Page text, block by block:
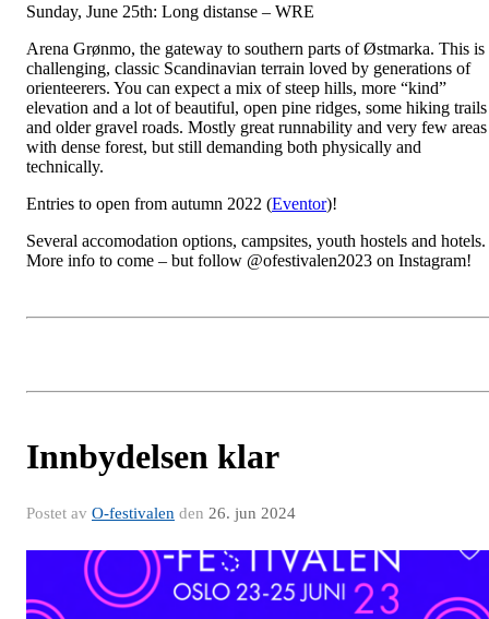
Sunday, June 25th: Long distanse – WRE
Arena Grønmo, the gateway to southern parts of Østmarka. This is
challenging, classic Scandinavian terrain loved by generations of
orienteerers. You can expect a mix of steep hills, more “kind”
elevation and a lot of beautiful, open pine ridges, some hiking trails
and older gravel roads. Mostly great runnability and very few areas
with dense forest, but still demanding both physically and
technically.
Entries to open from autumn 2022 (Eventor)!
Several accomodation options, campsites, youth hostels and hotels.
More info to come – but follow @ofestivalen2023 on Instagram!
Innbydelsen klar
Postet av O-festivalen den 26. jun 2024